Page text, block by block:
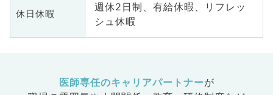
休日休暇
週休2日制、有給休暇、リフレッ
シュ休暇
医師専任のキャリアパートナーが